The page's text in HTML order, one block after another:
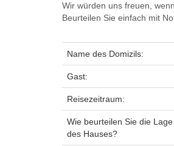
Wir würden uns freuen,
Beurteilen Sie einfach mit
Name des Domizils:
Gast:
Reisezeitraum:
Wie beurteilen Sie die Lage
des Hauses?